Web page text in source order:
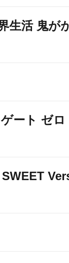
生活 鬼が
ート ゼロ